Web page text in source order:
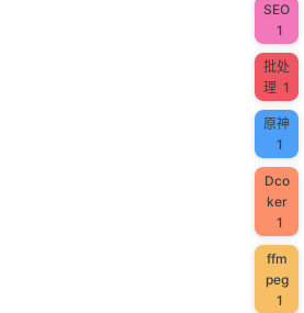
SEO
1
批处
理 1
原神
1
Dco
ker
1
ffm
peg
1